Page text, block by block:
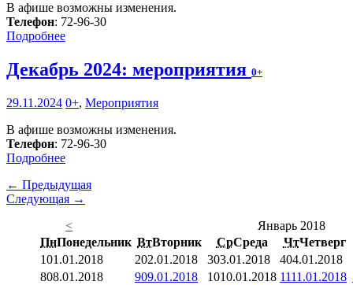
В афише возможны изменения.
Телефон: 72-96-30
Подробнее
Декабрь 2024: мероприятия 0+
29.11.2024 0+, Мероприятия
В афише возможны изменения.
Телефон: 72-96-30
Подробнее
← Предыдущая
Следующая →
<
Январь 2018
ПнПонедельник ВтВторник СрСреда ЧтЧетверг
101.01.2018 202.01.2018 303.01.2018 404.01.2018
808.01.2018 909.01.2018 1010.01.2018 1111.01.2018